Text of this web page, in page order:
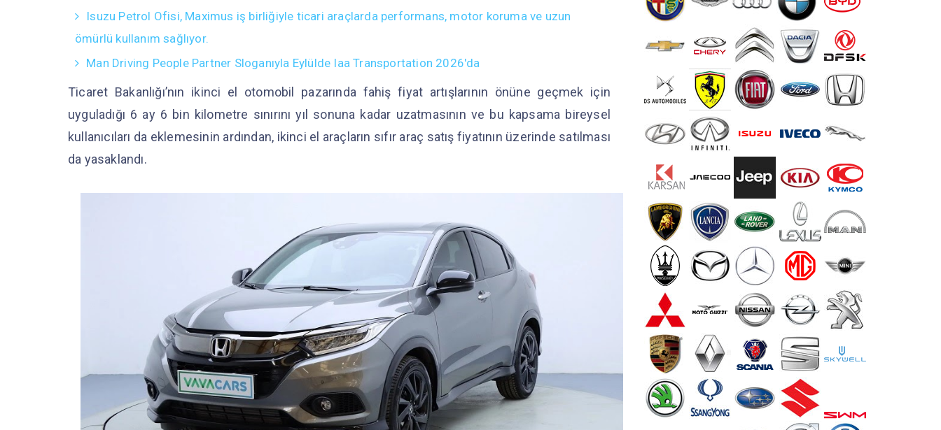
Isuzu Petrol Ofisi, Maximus iş birliğiyle ticari araçlarda performans, motor koruma ve uzun
ömürlü kullanım sağlıyor.
Man Driving People Partner Sloganıyla Eylülde Iaa Transportation 2026'da
Ticaret Bakanlığı’nın ikinci el otomobil pazarında fahiş fiyat artışlarının önüne geçmek için
uyguladığı 6 ay 6 bin kilometre sınırını yıl sonuna kadar uzatmasının ve bu kapsama bireysel
kullanıcıları da eklemesinin ardından, ikinci el araçların sıfır araç satış fiyatının üzerinde satılması
da yasaklandı.